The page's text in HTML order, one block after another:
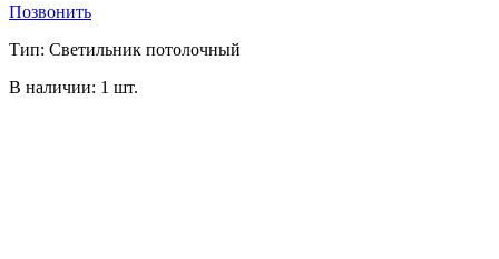
Позвонить
Тип: Светильник потолочный
В наличии: 1 шт.